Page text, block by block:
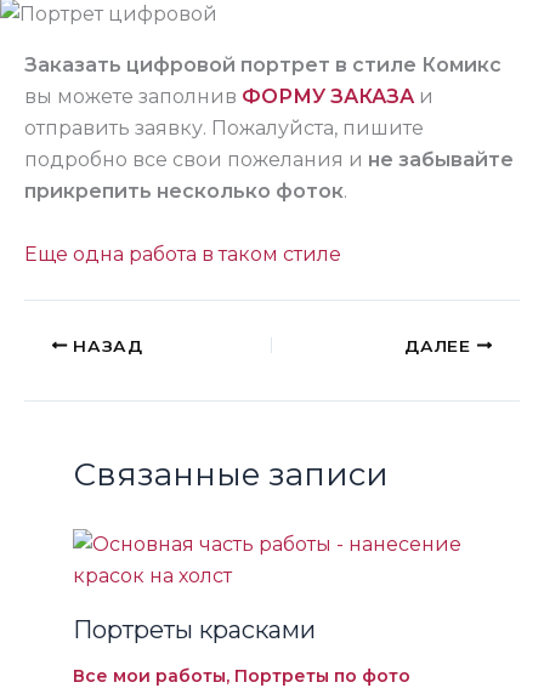
Заказать цифровой портрет в стиле Комикс
вы можете заполнив ФОРМУ ЗАКАЗА и
отправить заявку. Пожалуйста, пишите
подробно все свои пожелания и не забывайте
прикрепить несколько фоток.
Еще одна работа в таком стиле
НАЗАД ДАЛЕЕ
Связанные записи
Портреты красками
Все мои работы, Портреты по фото